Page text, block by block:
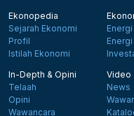
Ekonopedia
Sejarah Ekonomi
Profil
Istilah Ekonomi
Energi
In-Depth & Opini
Telaah
Opini
Wawancara
Video
News